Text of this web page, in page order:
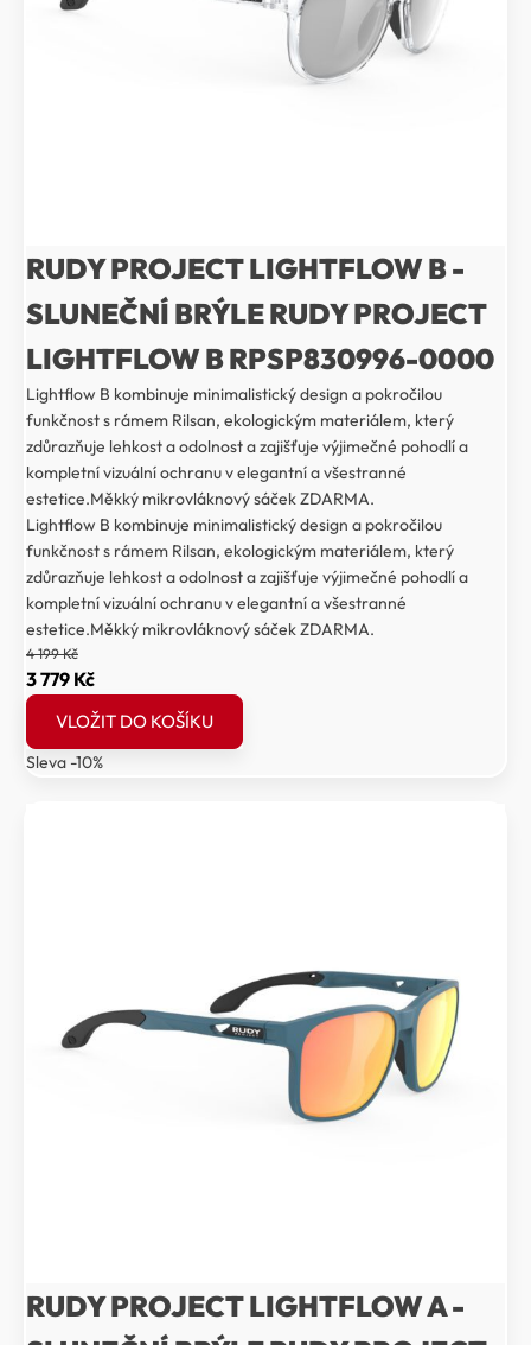
RUDY PROJECT LIGHTFLOW B -
SLUNEČNÍ BRÝLE RUDY PROJECT
LIGHTFLOW B RPSP830996-0000
Lightflow B kombinuje minimalistický design a pokročilou
funkčnost s rámem Rilsan, ekologickým materiálem, který
zdůrazňuje lehkost a odolnost a zajišťuje výjimečné pohodlí a
kompletní vizuální ochranu v elegantní a všestranné
estetice.Měkký mikrovláknový sáček ZDARMA.
Lightflow B kombinuje minimalistický design a pokročilou
funkčnost s rámem Rilsan, ekologickým materiálem, který
zdůrazňuje lehkost a odolnost a zajišťuje výjimečné pohodlí a
kompletní vizuální ochranu v elegantní a všestranné
estetice.Měkký mikrovláknový sáček ZDARMA.
4 199Kč
Původní
cena
byla:
4
3 779 KčAktuální
cena
3
VLOŽIT DO KOŠÍKU
Sleva -10%
RUDY PROJECT LIGHTFLOW A -